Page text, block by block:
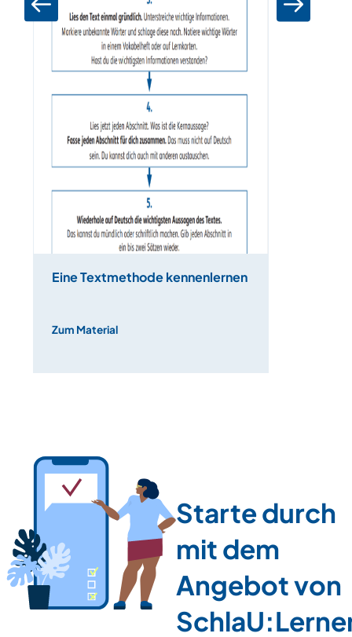
Eine Textmethode kennenlernen
Zum Material
Starte durch
mit dem
Angebot von